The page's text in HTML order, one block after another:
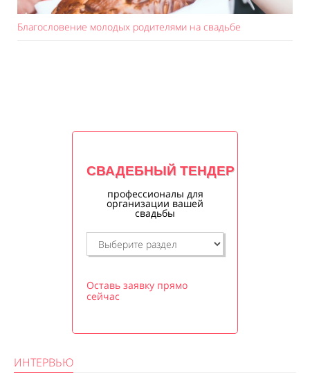
Благословение молодых родителями на свадьбе
СВАДЕБНЫЙ ТЕНДЕР
профессионалы для
организации вашей
свадьбы
Оставь заявку прямо
сейчас
ИНТЕРВЬЮ